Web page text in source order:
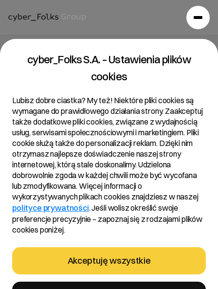
Raport bieżący 9/2023
Temat:
Treść uchwał podjętych przez Zwyczajne Walne
Zgromadzenie R22 S.A. w dniu 26.06.2023 roku
Podstawa prawna:
Art. 56 ust. 1 pkt 2 Ustawy o ofercie – informacje
bieżące i okresowe
Zarząd R22 spółka akcyjna „Spółka”, działając na
Finansów w sprawie informacji bieżących i
cyber_Folks S.A. – Ustawienia plików
cookies
Lubisz dobre ciastka? My też! Niektóre pliki cookies są
wymagane do prawidłowego działania strony. Zaakceptuj
także dodatkowe pliki cookies, związane z wydajnością
usług, serwisami społecznościowymi i marketingiem. Pliki
cookie służą także do personalizacji reklam. Dzięki nim
otrzymasz najlepsze doświadczenie naszej strony
internetowej, którą stale doskonalimy. Udzielona
dobrowolnie zgoda w każdej chwili może być wycofana
lub zmodyfikowana. Więcej informacji o
wykorzystywanych plikach cookies znajdziesz w naszej
polityce prywatności. Jeśli wolisz określić swoje
preferencje precyzyjnie – zapoznaj się z rodzajami plików
cookies poniżej.
Akceptuję wszystkie